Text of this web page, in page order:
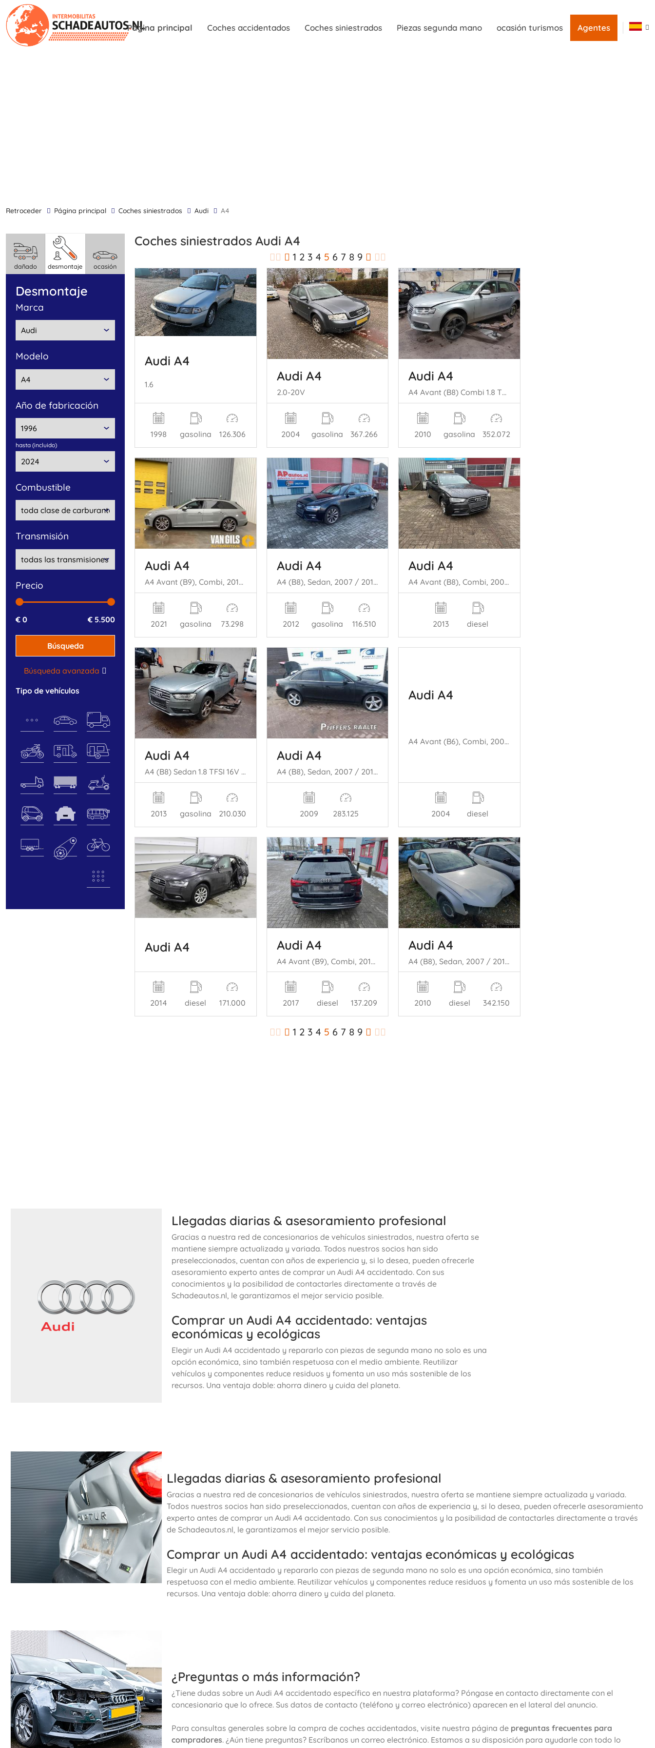
Página principal Coches accidentados Coches siniestrados Piezas segunda mano ocasión turismos Agentes
retroceder Página principal Coches siniestrados Audi A4
dañado desmontaje ocasión
desmontaje
marca
modelo
año de fabricación
hasta (incluido)
combustible
transmisión
precio
€ 0 € 5.500
Búsqueda
Búsqueda avanzada
tipo de vehículos
Coches siniestrados Audi A4
1 2 3 4 5 6 7 8 9
Audi A4
1.6
1998 gasolina 126.306
Audi A4
2.0-20V
2004 gasolina 367.266
Audi A4
A4 Avant (B8) Combi 1.8 TFSI 16V (CDHA(Euro 5)) [88kW] (04-2008/12-20= 15)
2010 gasolina 352.072
Audi A4
A4 Avant (B9), Combi, 2015 2.0 40 TFSI Mild hybrid 16V
2021 gasolina 73.298
Audi A4
A4 (B8), Sedan, 2007 / 2015 1.8 TFSI 16V
2012 gasolina 116.510
Audi A4
A4 Avant (B8), Combi, 2007 / 2015 2.0 TDI 16V
2013 diesel
Audi A4
A4 (B8) Sedan 1.8 TFSI 16V (CJEB(Euro 5; Euro 6)) [125kW] (11-2011/12= -2015)
2013 gasolina 210.030
Audi A4
A4 (B8), Sedan, 2007 / 2015 2.0 TDI 16V
2009 283.125
Audi A4
A4 Avant (B6), Combi, 2001 / 2005 1.9 TDI PDE 130
2004 diesel
Audi A4
2014 diesel 171.000
Audi A4
A4 Avant (B9), Combi, 2015 2.0 TDI Ultra 16V
2017 diesel 137.209
Audi A4
A4 (B8), Sedan, 2007 / 2015 2.0 TDI 16V
2010 diesel 342.150
1 2 3 4 5 6 7 8 9
Llegadas diarias & asesoramiento profesional
Gracias a nuestra red de concesionarios de vehículos siniestrados, nuestra oferta se
mantiene siempre actualizada y variada. Todos nuestros socios han sido
preseleccionados, cuentan con años de experiencia y, si lo desea, pueden ofrecerle
asesoramiento experto antes de comprar un Audi A4 accidentado. Con sus
conocimientos y la posibilidad de contactarles directamente a través de
Schadeautos.nl, le garantizamos el mejor servicio posible.
Comprar un Audi A4 accidentado: ventajas
económicas y ecológicas
Elegir un Audi A4 accidentado y repararlo con piezas de segunda mano no solo es una
opción económica, sino también respetuosa con el medio ambiente. Reutilizar
vehículos y componentes reduce residuos y fomenta un uso más sostenible de los
recursos. Una ventaja doble: ahorra dinero y cuida del planeta.
Llegadas diarias & asesoramiento profesional
Gracias a nuestra red de concesionarios de vehículos siniestrados, nuestra oferta se mantiene siempre actualizada y variada.
Todos nuestros socios han sido preseleccionados, cuentan con años de experiencia y, si lo desea, pueden ofrecerle asesoramiento
experto antes de comprar un Audi A4 accidentado. Con sus conocimientos y la posibilidad de contactarles directamente a través
de Schadeautos.nl, le garantizamos el mejor servicio posible.
Comprar un Audi A4 accidentado: ventajas económicas y ecológicas
Elegir un Audi A4 accidentado y repararlo con piezas de segunda mano no solo es una opción económica, sino también
respetuosa con el medio ambiente. Reutilizar vehículos y componentes reduce residuos y fomenta un uso más sostenible de los
recursos. Una ventaja doble: ahorra dinero y cuida del planeta.
¿Preguntas o más información?
¿Tiene dudas sobre un Audi A4 accidentado específico en nuestra plataforma? Póngase en contacto directamente con el
concesionario que lo ofrece. Sus datos de contacto (teléfono y correo electrónico) aparecen en el lateral del anuncio.
Para consultas generales sobre la compra de coches accidentados, visite nuestra página de preguntas frecuentes para
compradores. ¿Aún tiene preguntas? Escríbanos un correo electrónico. Estamos a su disposición para ayudarle con todo lo